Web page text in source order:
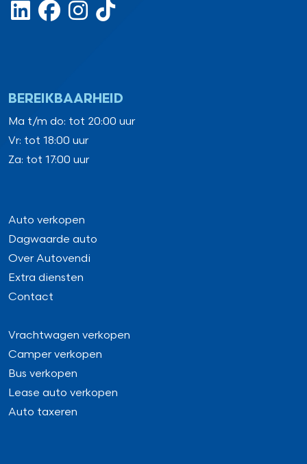
BEREIKBAARHEID
Ma t/m do: tot 20:00 uur
Vr: tot 18:00 uur
Za: tot 17:00 uur
Auto verkopen
Dagwaarde auto
Over Autovendi
Extra diensten
Contact
Vrachtwagen verkopen
Camper verkopen
Bus verkopen
Lease auto verkopen
Auto taxeren